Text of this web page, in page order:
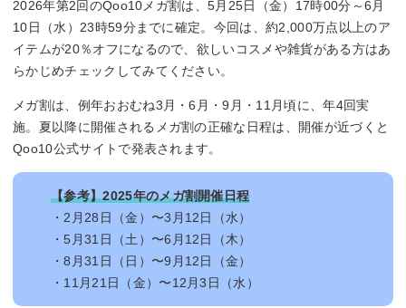
2026年第2回のQoo10メガ割は、5月25日（金）17時00分～6月
10日（水）23時59分までに確定。今回は、約2,000万点以上のア
イテムが20％オフになるので、欲しいコスメや雑貨がある方はあ
らかじめチェックしてみてください。
メガ割は、例年おおむね3月・6月・9月・11月頃に、年4回実
施。夏以降に開催されるメガ割の正確な日程は、開催が近づくと
Qoo10公式サイトで発表されます。
【参考】2025年のメガ割開催日程
・2月28日（金）〜3月12日（水）
・5月31日（土）〜6月12日（木）
・8月31日（日）〜9月12日（金）
・11月21日（金）〜12月3日（水）